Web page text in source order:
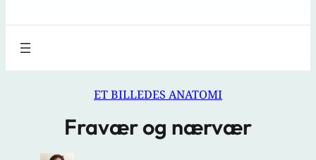
ET BILLEDES ANATOMI
Fravær og nærvær